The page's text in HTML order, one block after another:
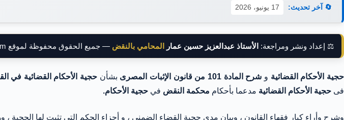
🔄 آخر تحديث:
17 يونيو، 2026
⚖️ إعداد ونشر ومراجعة: الأستاذ عبدالعزيز حسين عمار المحامي بالنقض — جميع الحقوق محفوظة لموقع azizavocate.com.
حجية الأحكام القضائية و شرح المادة 101 من قانون الإثبات المصرى بشأن حجية الأحكام القضائية في
فى حجية الأحكام القضائية مدعما بأحكام محكمة النقض في حجية الأحكام.
وشرح وأراء كبار فقهاء القانون ، وبيان مدى حجية القضاء الضمنى ، و أجزاء الحكم التى تثبت لها